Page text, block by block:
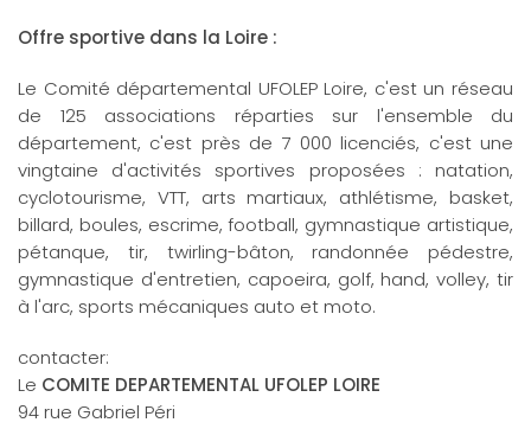
Offre sportive dans la Loire :
Le Comité départemental UFOLEP Loire, c'est un réseau
de 125 associations réparties sur l'ensemble du
département, c'est près de 7 000 licenciés, c'est une
vingtaine d'activités sportives proposées : natation,
cyclotourisme, VTT, arts martiaux, athlétisme, basket,
billard, boules, escrime, football, gymnastique artistique,
pétanque, tir, twirling-bâton, randonnée pédestre,
gymnastique d'entretien, capoeira, golf, hand, volley, tir
à l'arc, sports mécaniques auto et moto.
contacter:
Le COMITE DEPARTEMENTAL UFOLEP LOIRE
94 rue Gabriel Péri